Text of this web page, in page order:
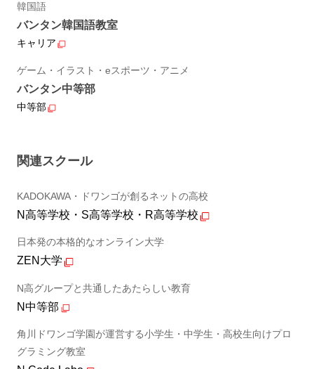
韓国語
バンタン韓国語教室
キャリア
ゲーム・イラスト・eスポーツ・アニメ
バンタン中等部
中等部
関連スクール
KADOKAWA・ドワンゴが創るネットの高校
N高等学校・S高等学校・R高等学校
日本発の本格的なオンライン大学
ZEN大学
N高グループと共通したあたらしい教育
N中等部
角川ドワンゴ学園が運営する小学生・中学生・高校生向けプロ
グラミング教室